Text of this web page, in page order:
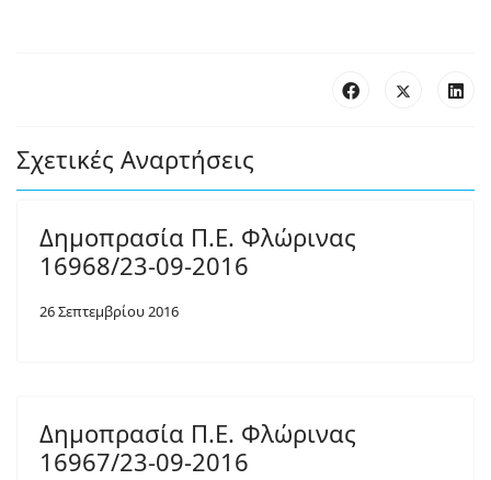
Σχετικές Αναρτήσεις
Δημοπρασία Π.Ε. Φλώρινας
16968/23-09-2016
26 Σεπτεμβρίου 2016
Δημοπρασία Π.Ε. Φλώρινας
16967/23-09-2016